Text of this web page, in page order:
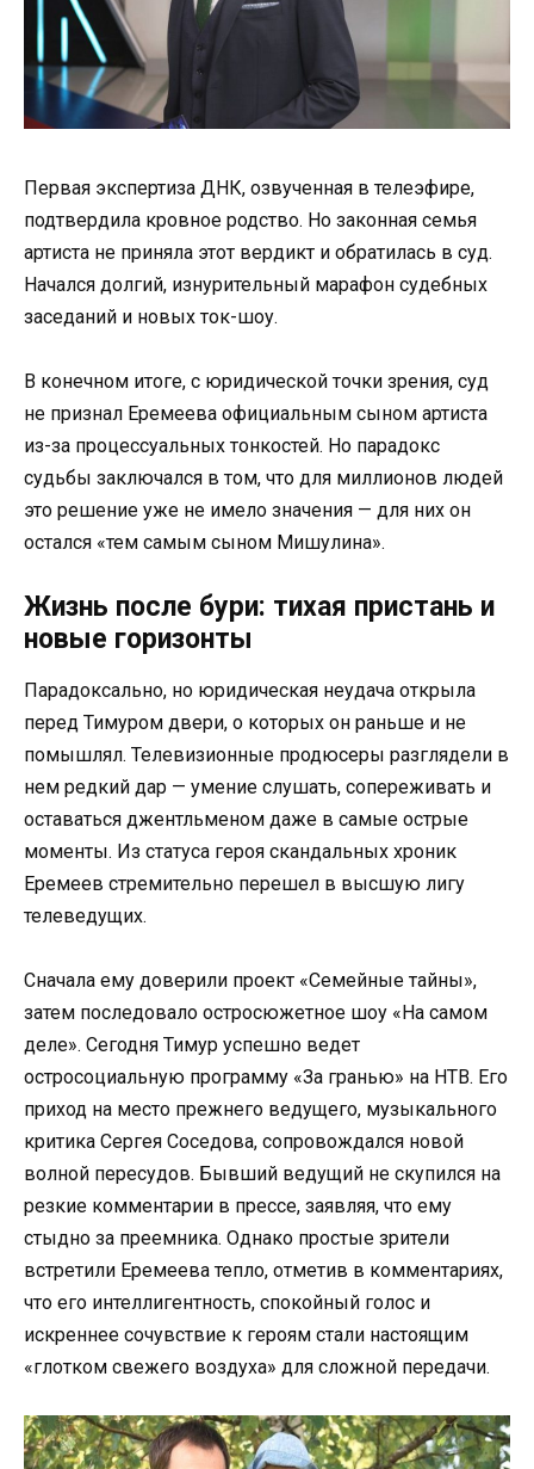
Первая экспертиза ДНК, озвученная в телеэфире,
подтвердила кровное родство. Но законная семья
артиста не приняла этот вердикт и обратилась в суд.
Начался долгий, изнурительный марафон судебных
заседаний и новых ток-шоу.
В конечном итоге, с юридической точки зрения, суд
не признал Еремеева официальным сыном артиста
из-за процессуальных тонкостей. Но парадокс
судьбы заключался в том, что для миллионов людей
это решение уже не имело значения — для них он
остался «тем самым сыном Мишулина».
Жизнь после бури: тихая пристань и
новые горизонты
Парадоксально, но юридическая неудача открыла
перед Тимуром двери, о которых он раньше и не
помышлял. Телевизионные продюсеры разглядели в
нем редкий дар — умение слушать, сопереживать и
оставаться джентльменом даже в самые острые
моменты. Из статуса героя скандальных хроник
Еремеев стремительно перешел в высшую лигу
телеведущих.
Сначала ему доверили проект «Семейные тайны»,
затем последовало остросюжетное шоу «На самом
деле». Сегодня Тимур успешно ведет
остросоциальную программу «За гранью» на НТВ. Его
приход на место прежнего ведущего, музыкального
критика Сергея Соседова, сопровождался новой
волной пересудов. Бывший ведущий не скупился на
резкие комментарии в прессе, заявляя, что ему
стыдно за преемника. Однако простые зрители
встретили Еремеева тепло, отметив в комментариях,
что его интеллигентность, спокойный голос и
искреннее сочувствие к героям стали настоящим
«глотком свежего воздуха» для сложной передачи.